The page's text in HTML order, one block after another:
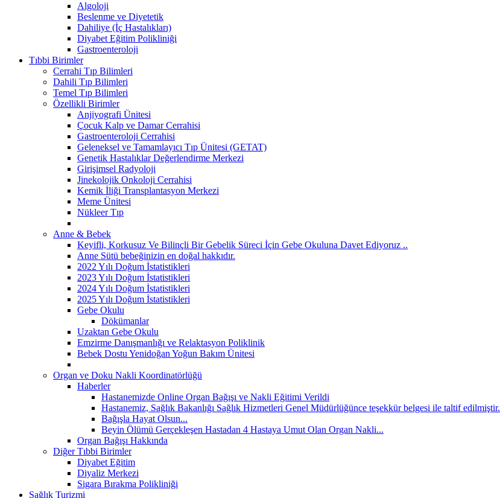
Algoloji
Beslenme ve Diyetetik
Dahiliye (İç Hastalıkları)
Diyabet Eğitim Polikliniği
Gastroenteroloji
Tıbbi Birimler
Cerrahi Tıp Bilimleri
Dahili Tıp Bilimleri
Temel Tıp Bilimleri
Özellikli Birimler
Anjiyografi Ünitesi
Çocuk Kalp ve Damar Cerrahisi
Gastroenteroloji Cerrahisi
Geleneksel ve Tamamlayıcı Tıp Ünitesi (GETAT)
Genetik Hastalıklar Değerlendirme Merkezi
Girişimsel Radyoloji
Jinekolojik Onkoloji Cerrahisi
Kemik İliği Transplantasyon Merkezi
Meme Ünitesi
Nükleer Tıp
Anne & Bebek
Keyifli, Korkusuz Ve Bilinçli Bir Gebelik Süreci İçin Gebe Okuluna Davet Ediyoruz ..
Anne Sütü bebeğinizin en doğal hakkıdır.
2022 Yılı Doğum İstatistikleri
2023 Yılı Doğum İstatistikleri
2024 Yılı Doğum İstatistikleri
2025 Yılı Doğum İstatistikleri
Gebe Okulu
Dökümanlar
Uzaktan Gebe Okulu
Emzirme Danışmanlığı ve Relaktasyon Poliklinik
Bebek Dostu Yenidoğan Yoğun Bakım Ünitesi
Organ ve Doku Nakli Koordinatörlüğü
Haberler
Hastanemizde Online Organ Bağışı ve Nakli Eğitimi Verildi
Hastanemiz, Sağlık Bakanlığı Sağlık Hizmetleri Genel Müdürlüğünce teşekkür belgesi ile taltif edilmiştir.
Bağışla Hayat Olsun...
Beyin Ölümü Gerçekleşen Hastadan 4 Hastaya Umut Olan Organ Nakli...
Organ Bağışı Hakkında
Diğer Tıbbi Birimler
Diyabet Eğitim
Diyaliz Merkezi
Sigara Bırakma Polikliniği
Sağlık Turizmi